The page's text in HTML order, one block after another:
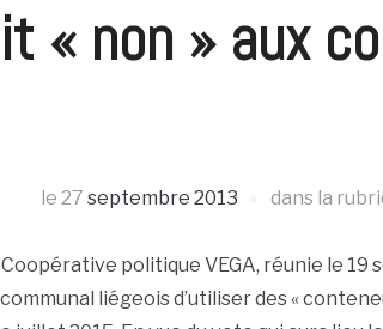
« non » aux
le 27 septembre 2013 dans la
Coopérative politique VEGA, réunie le
liégeois d’utiliser des «